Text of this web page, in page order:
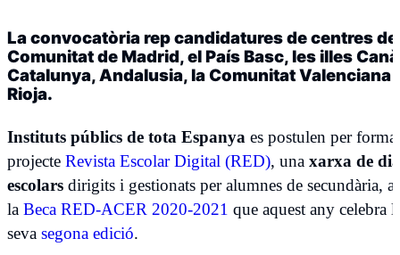
La convocatòria rep candidatures de centres de
Comunitat de Madrid, el País Basc, les illes
Catalunya, Andalusia, la Comunitat Valenciana
Rioja.
Instituts públics de tota Espanya es postulen per
projecte Revista Escolar Digital (RED), una xarxa de
escolars dirigits i gestionats per alumnes de secundària, a
la Beca RED-ACER 2020-2021 que aquest any celebra
seva segona edició.